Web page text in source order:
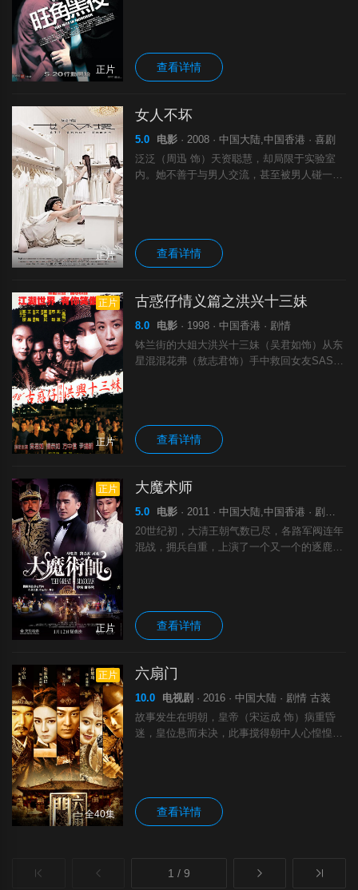
正片 查看详情
正片
女人不坏
5.0 电影 · 2008 · 中国大陆,中国香港 · 喜剧
泛泛（周迅 饰）天资聪慧，却局限于实验室
内。她不善于与男人交流，甚至被男人碰一下
查看详情
正片
正片
古惑仔情义篇之洪兴十三妹
8.0 电影 · 1998 · 中国香港 · 剧情
钵兰街的大姐大洪兴十三妹（吴君如饰）从东
星混混花弗（敖志君饰）手中救回女友SASA
查看详情
正片
正片
大魔术师
5.0 电影 · 2011 · 中国大陆,中国香港 · 剧情 喜剧 爱情 奇幻
20世纪初，大清王朝气数已尽，各路军阀连年
混战，拥兵自重，上演了一个又一个的逐鹿之
查看详情
正片
全40集
六扇门
10.0 电视剧 · 2016 · 中国大陆 · 剧情 古装
故事发生在明朝，皇帝（宋运成 饰）病重昏
迷，皇位悬而未决，此事搅得朝中人心惶惶。
门
查看详情
1 / 9